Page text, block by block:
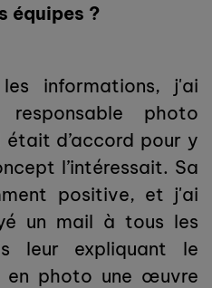
équipes ?
informations, j'ai
photo
était d’accord pour y
l’intéressait. Sa
positive, et j'ai
un mail à tous les
leur expliquant le
en photo une œuvre